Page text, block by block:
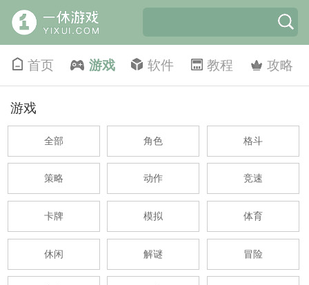
首页 游戏 软件 教程 攻略
游戏
全部 角色 格斗
策略 动作 竞速
卡牌 模拟 体育
休闲 解谜 冒险